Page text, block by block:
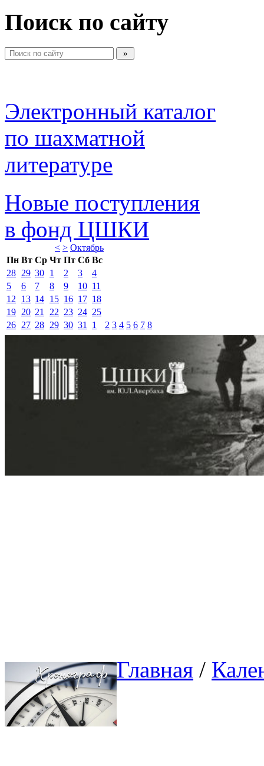
Поиск по сайту
Электронный каталог
по шахматной
литературе
Новые поступления
в фонд ЦШКИ
< > Октябрь
Пн Вт Ср Чт Пт Сб Вс
28 29 30 1 2 3
4
5
6 7 8 9 10 11
12
13 14 15 16 17 18
19 20 21 22 23 24 25
26 27 28 29 30 31 1 2 3 4 5 6 7 8
Главная /